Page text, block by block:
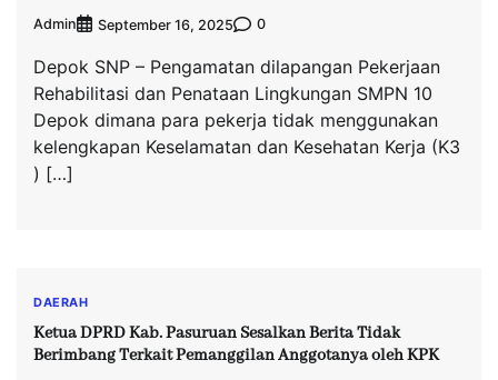
Admin September 16, 2025 0
Depok SNP – Pengamatan dilapangan Pekerjaan
Rehabilitasi dan Penataan Lingkungan SMPN 10
Depok dimana para pekerja tidak menggunakan
kelengkapan Keselamatan dan Kesehatan Kerja (K3
) […]
DAERAH
Ketua DPRD Kab. Pasuruan Sesalkan Berita Tidak
Berimbang Terkait Pemanggilan Anggotanya oleh KPK